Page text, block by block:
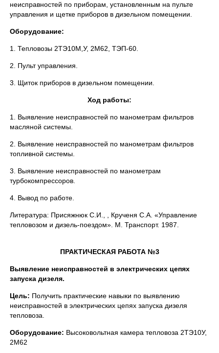
неисправностей по приборам, установленным на пульте
управления и щетке приборов в дизельном помещении.
Оборудование:
1. Тепловозы 2ТЭ10М,У, 2М62, ТЭП-60.
2. Пульт управления.
3. Щиток приборов в дизельном помещении.
Ход работы:
1. Выявление неисправностей по манометрам фильтров
масляной системы.
2. Выявление неисправностей по манометрам фильтров
топливной системы.
3. Выявление неисправностей по манометрам
турбокомпрессоров.
4. Вывод по работе.
Литература: Присяжнюк С.И., , Крученя С.А. «Управление
тепловозом и дизель-поездом». М. Транспорт. 1987.
ПРАКТИЧЕСКАЯ РАБОТА №3
Выявление неисправностей в электрических цепях
запуска дизеля.
Цель: Получить практические навыки по выявлению
неисправностей в электрических цепях запуска дизеля
тепловоза.
Оборудование: Высоковольтная камера тепловоза 2ТЭ10У,
2М62